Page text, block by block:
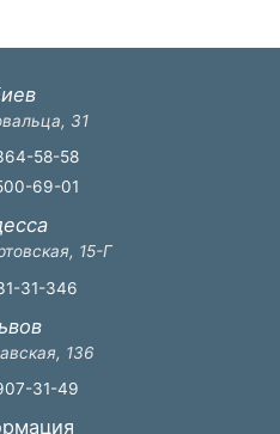
31
58-58
69-01
15-Г
31-346
136
31-49